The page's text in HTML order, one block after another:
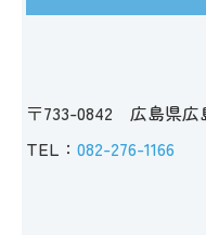
〒733-0842 広島県広
TEL：082-276-1166